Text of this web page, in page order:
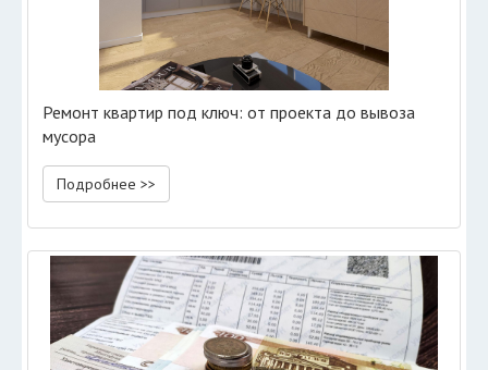
Ремонт квартир под ключ: от проекта до вывоза
мусора
Подробнее >>